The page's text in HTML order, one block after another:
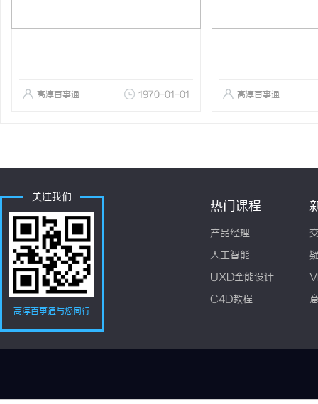
高淳百事通 1970-01-01 高淳百事通
关注我们
高淳百事通与您同行
热门课程
产品经理
人工智能
UXD全能设计
C4D教程